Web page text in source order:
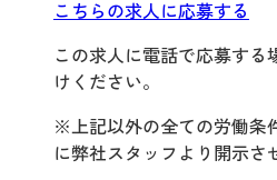
こちらの求人に応募する
この求人に電話で応募する
けください。
※上記以外の全ての労働条
に弊社スタッフより開示さ